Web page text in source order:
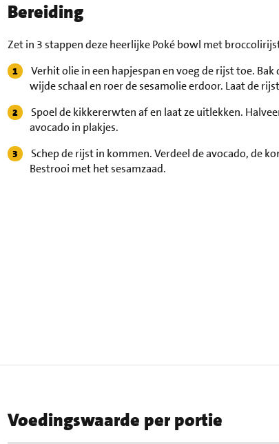
Bereiding
Zet in 3 stappen deze heerlijke Poké bowl met
Verhit olie in een hapjespan en voeg de rijst toe.
wijde schaal en roer de sesamolie erdoor. Laat de
Spoel de kikkererwten af en laat ze uitlekken.
avocado in plakjes.
Schep de rijst in kommen. Verdeel de avocado, de
Bestrooi met het sesamzaad.
Voedingswaarde per portie